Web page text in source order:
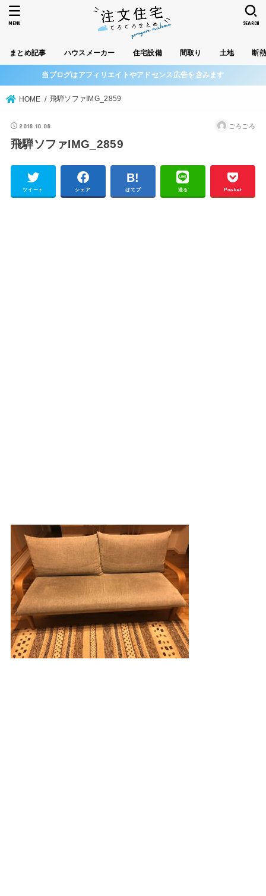
まとめ記事 ハウスメーカー 住宅設備 間取り 土地 断
SEARCH
MENU
当ブログはアフィリエイトやアドセンス広告を含みます
HOME 飛騨ソファIMG_2859
2018.10.08 ごろごろ
飛騨ソファIMG_2859
ツイート シェア はてブ 送る Pocket